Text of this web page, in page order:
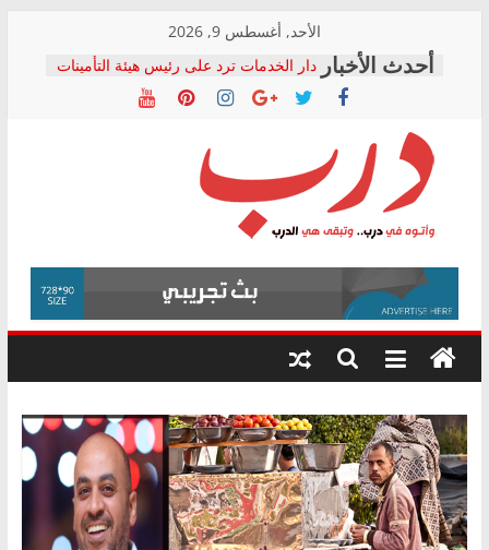
content
الأحد, أغسطس 9, 2026
دار الخدمات ترد على رئيس هيئة التأمينات
بعد مؤتمره الصحفي: إنكار الأزمة لا ينهي
معاناة أصحاب المعاشات.. ونطالب بكشف
فرحات سليمان يكتب: القطاع الصحي إلى
أين؟
حزب التحالف الشعبي يطلق لجنة “الحق
في الصحة” بالإسكندرية لرصد الانتهاكات
ودعم المرضى
الوزاري لمدينة الصحفيين.. وانتهاء أعمال
إنشاء المبنى الإداري
المجلس القومي لحقوق الإنسان يعلن
متابعة قضية الدكتور محمد زهران.. ويؤكد:
قرينة البراءة وضمانات المحاكمة العادلة
درب
وأتوه
درب..
وتبقى
هي